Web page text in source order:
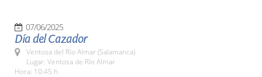
07/06/2025
Día del Cazador
Ventosa del Río Almar (Salamanca)
Lugar: Ventosa de Río Almar
Hora: 10:45 h.